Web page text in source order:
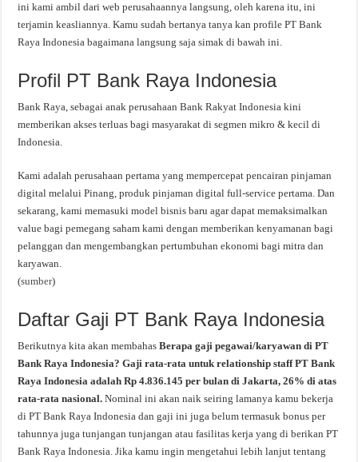
ini kami ambil dari web perusahaannya langsung, oleh karena itu, ini
terjamin keasliannya. Kamu sudah bertanya tanya kan profile PT Bank
Raya Indonesia bagaimana langsung saja simak di bawah ini.
Profil PT Bank Raya Indonesia
Bank Raya, sebagai anak perusahaan Bank Rakyat Indonesia kini
memberikan akses terluas bagi masyarakat di segmen mikro & kecil di
Indonesia.
Kami adalah perusahaan pertama yang mempercepat pencairan pinjaman
digital melalui Pinang, produk pinjaman digital full-service pertama. Dan
sekarang, kami memasuki model bisnis baru agar dapat memaksimalkan
value bagi pemegang saham kami dengan memberikan kenyamanan bagi
pelanggan dan mengembangkan pertumbuhan ekonomi bagi mitra dan
karyawan.
(sumber)
Daftar Gaji PT Bank Raya Indonesia
Berikutnya kita akan membahasBerapa gaji pegawai/karyawan di PT
Bank Raya Indonesia? Gaji rata-rata untuk relationship staff PT Bank
Raya Indonesia adalah Rp 4.836.145 per bulan di Jakarta, 26% di atas
rata-rata nasional.Nominal ini akan naik seiring lamanya kamu bekerja
di PT Bank Raya Indonesia dan gaji ini juga belum termasuk bonus per
tahunnya juga tunjangan tunjangan atau fasilitas kerja yang di berikan PT
Bank Raya Indonesia. Jika kamu ingin mengetahui lebih lanjut tentang